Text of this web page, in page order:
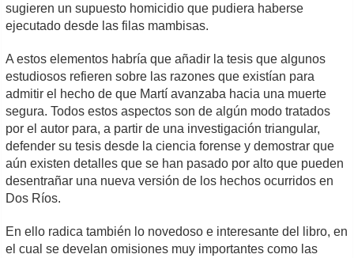
sugieren un supuesto homicidio que pudiera haberse
ejecutado desde las filas mambisas.
A estos elementos habría que añadir la tesis que algunos
estudiosos refieren sobre las razones que existían para
admitir el hecho de que Martí avanzaba hacia una muerte
segura. Todos estos aspectos son de algún modo tratados
por el autor para, a partir de una investigación triangular,
defender su tesis desde la ciencia forense y demostrar que
aún existen detalles que se han pasado por alto que pueden
desentrañar una nueva versión de los hechos ocurridos en
Dos Ríos.
En ello radica también lo novedoso e interesante del libro, en
el cual se develan omisiones muy importantes como las